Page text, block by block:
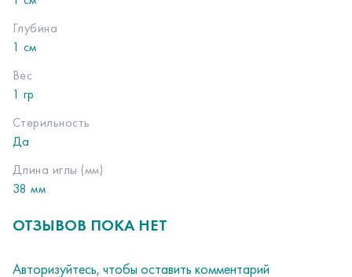
Глубина
1 см
Вес
1 гр
Стерильность
Да
Длина иглы (мм)
38 мм
ОТЗЫВОВ ПОКА НЕТ
Авторизуйтесь, чтобы оставить комментарий